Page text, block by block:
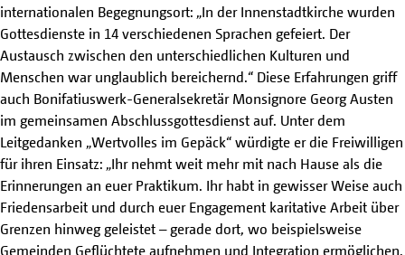
internationalen Begegnungsort: „In der Innenstadtkirche wurden
Gottesdienste in 14 verschiedenen Sprachen gefeiert. Der
Austausch zwischen den unterschiedlichen Kulturen und
Menschen war unglaublich bereichernd.“ Diese Erfahrungen griff
auch Bonifatiuswerk-Generalsekretär Monsignore Georg Austen
im gemeinsamen Abschlussgottesdienst auf. Unter dem
Leitgedanken „Wertvolles im Gepäck“ würdigte er die Freiwilligen
für ihren Einsatz: „Ihr nehmt weit mehr mit nach Hause als die
Erinnerungen an euer Praktikum. Ihr habt in gewisser Weise auch
Friedensarbeit und durch euer Engagement karitative Arbeit über
Grenzen hinweg geleistet – gerade dort, wo beispielsweise
Gemeinden Geflüchtete aufnehmen und Integration ermöglichen.